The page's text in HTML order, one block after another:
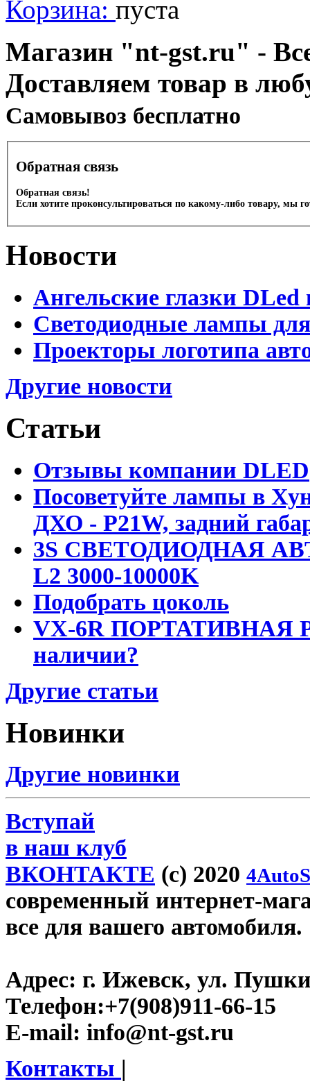
Корзина: пуста
Магазин "nt-gst.ru" -
Доставляем товар в
Cамовывоз бесплатно
Обратная связь
Обратная связь!
Если хотите проконсультироваться по какому-либо товару, мы
Новости
Ангельские глазки DLed
Светодиодные лампы
Проекторы логотипа
Другие новости
Статьи
Отзывы компании DLED
Посоветуйте лампы в
ДХО - P21W, задний
3S СВЕТОДИОДНАЯ
L2 3000-10000K
Подобрать цоколь
VX-6R ПОРТАТИВНАЯ
наличии?
Другие статьи
Новинки
Другие новинки
Вступай
в наш клуб
ВКОНТАКТЕ (c) 2020
современный интернет-
все для вашего автомобиля.
Адрес: г. Ижевск, ул.
Телефон:+7(908)911-66-15
E-mail: info@nt-gst.ru
Контакты |